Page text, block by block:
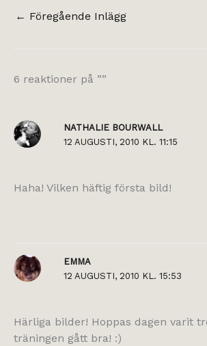
← Föregående Inlägg
6 reaktioner på ””
NATHALIE BOURWALL
12 AUGUSTI, 2010 KL. 11:15
Haha! Vilken häftig första bild!
EMMA
12 AUGUSTI, 2010 KL. 15:53
Härliga bilder! Hoppas dagen varit
träningen gått bra! :)